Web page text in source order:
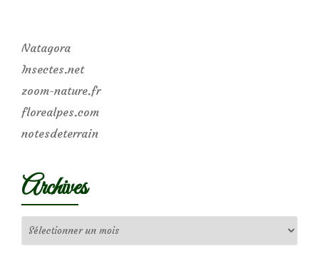
Natagora
Insectes.net
zoom-nature.fr
florealpes.com
notesdeterrain
Archives